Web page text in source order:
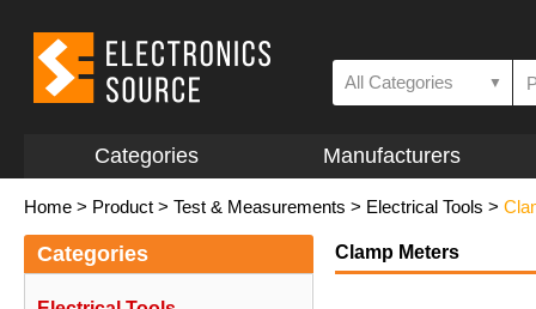
All Categories ▼
Categories Manufacturers
Home > Product > Test & Measurements > Electrical Tools >
Categories Clamp Meters